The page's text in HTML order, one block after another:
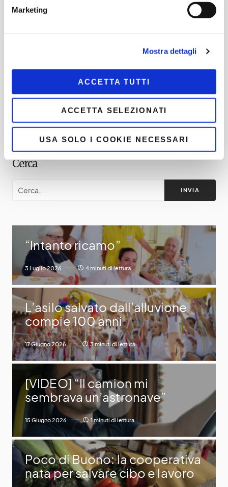
Marketing
Mostra dettagli
ACCETTA TUTTI
ACCETTA SELEZIONATI
USA SOLO I COOKIE NECESSARI
Condividi
o
di
vi
di
Cerca
INVIA
“Intanto ricamo”
3 Luglio 2026 4 minuti di lettura
L’asilo salvato dall’alluvione
compie 100 anni
17 Giugno 2026 3 minuti di lettura
[VIDEO] “Il camion mi
sembrava un’astronave”
15 Giugno 2026 1 minuti di lettura
Poco di Buono: la cooperativa
nata per salvare cibo e lavoro